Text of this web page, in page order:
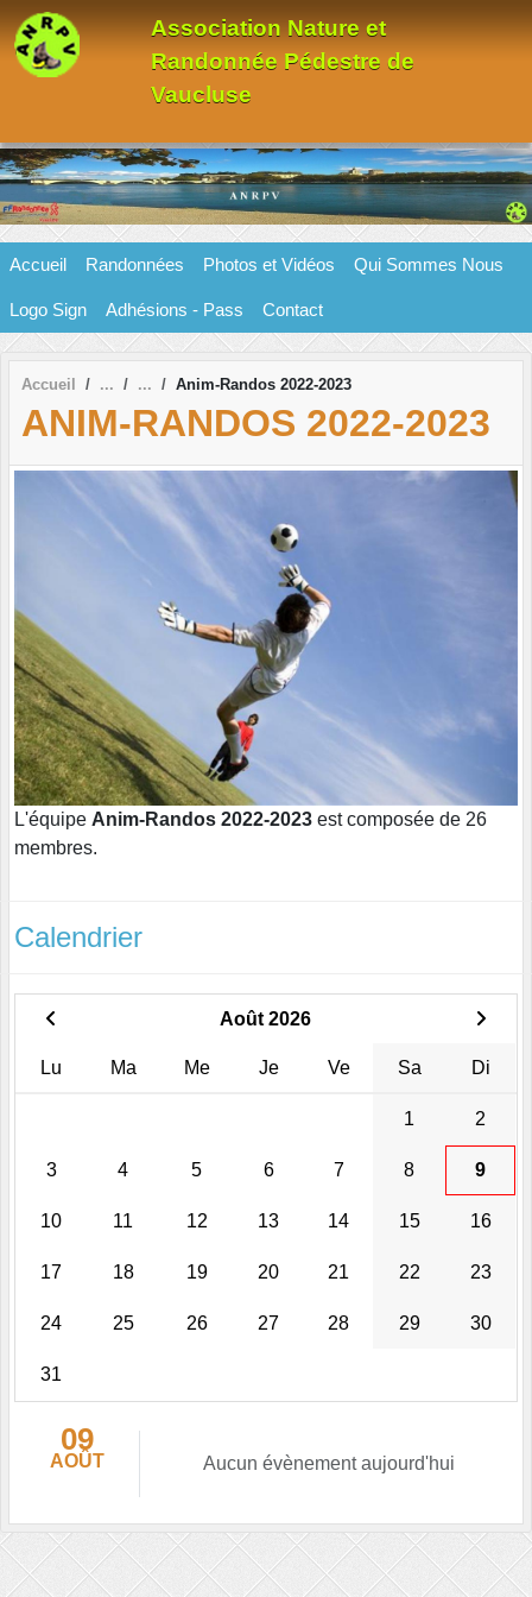
Association Nature et
Randonnée Pédestre de
Vaucluse
Accueil Randonnées Photos et Vidéos Qui Sommes Nous
Logo Sign Adhésions - Pass Contact
Accueil Anim-Randos 2022-2023
ANIM-RANDOS 2022-2023
L'équipe Anim-Randos 2022-2023 est composée de 26
membres.
Calendrier
Août 2026
Lu Ma Me Je Ve Sa Di
1 2
3 4 5 6 7 8 9
10 11 12 13 14 15 16
17 18 19 20 21 22 23
24 25 26 27 28 29 30
31
09
AOÛT Aucun évènement aujourd'hui
Panneau de gestion des cookies